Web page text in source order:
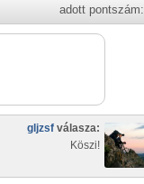
adott pontszám:
gljzsf válasza:
Köszi!